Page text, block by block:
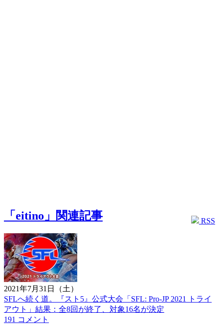
RSS
「eitino」関連記事
2021年7月31日（土）
SFLへ続く道。『スト5』公式大会「SFL: Pro-JP 2021 トライ
アウト」結果：全8回が終了、対象16名が決定
191 コメント